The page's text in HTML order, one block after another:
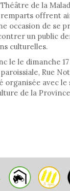
Théâtre de la
remparts offrent
occasion de se
un public
culturelles.
le le dimanche
paroissiale, Rue
organisée avec le
de la